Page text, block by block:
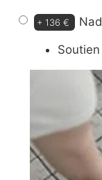
+136 €